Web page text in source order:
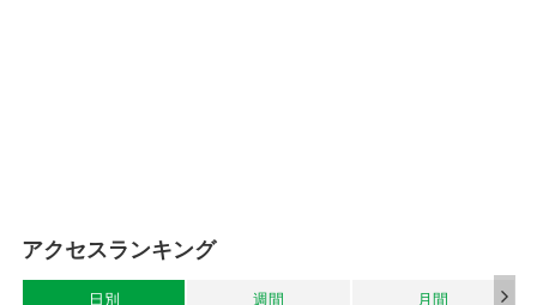
アクセスランキング
日別 週間 月間